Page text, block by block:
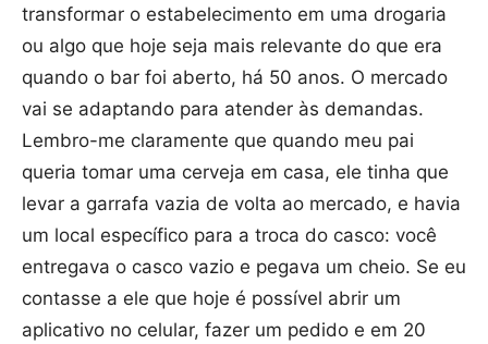
transformar o estabelecimento em uma drogaria
ou algo que hoje seja mais relevante do que era
quando o bar foi aberto, há 50 anos. O mercado
vai se adaptando para atender às demandas.
Lembro-me claramente que quando meu pai
queria tomar uma cerveja em casa, ele tinha que
levar a garrafa vazia de volta ao mercado, e havia
um local específico para a troca do casco: você
entregava o casco vazio e pegava um cheio. Se eu
contasse a ele que hoje é possível abrir um
aplicativo no celular, fazer um pedido e em 20